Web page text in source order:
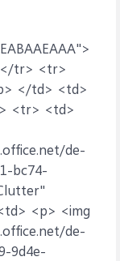
tr> <tr>
</td> <td>
<tr> <td>
de-
bc74-
<p> <img
de-
9d4e-